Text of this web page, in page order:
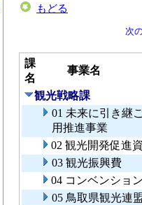
もどる
次
課
名
事業名
観光戦略課
01 未来に引き継
用推進事業
02 観光開発促進
03 観光振興費
04 コンベンショ
05 鳥取県観光連